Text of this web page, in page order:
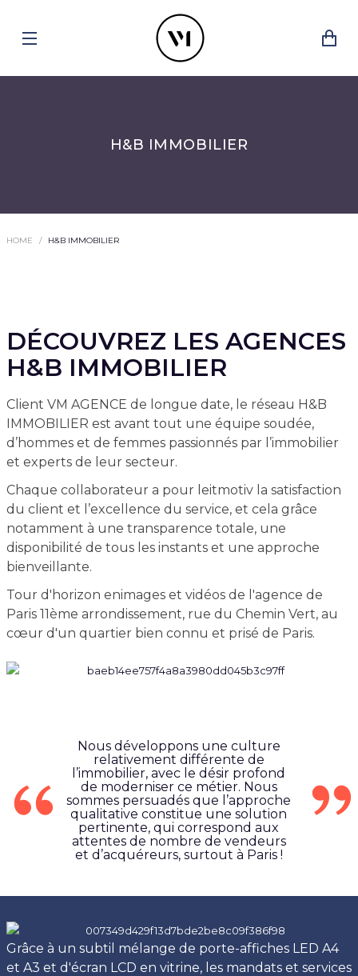
H&B IMMOBILIER
HOME H&B IMMOBILIER
DÉCOUVREZ LES AGENCES
H&B IMMOBILIER
Client VM AGENCE de longue date, le réseau H&B
IMMOBILIER est avant tout une équipe soudée,
d’hommes et de femmes passionnés par l’immobilier
et experts de leur secteur.
Chaque collaborateur a pour leitmotiv la satisfaction
du client et l’excellence du service, et cela grâce
notamment à une transparence totale, une
disponibilité de tous les instants et une approche
bienveillante.
Tour d'horizon enimages et vidéos de l'agence de
Paris 11ème arrondissement, rue du Chemin Vert, au
cœur d'un quartier bien connu et prisé de Paris.
Nous développons une culture
relativement différente de
l’immobilier, avec le désir profond
de moderniser ce métier. Nous
sommes persuadés que l’approche
qualitative constitue une solution
pertinente, qui correspond aux
attentes de nombre de vendeurs
et d’acquéreurs, surtout à Paris !
Grâce à un subtil mélange de porte-affiches LED A4
et A3 et d'écran LCD en vitrine, les mandats et services